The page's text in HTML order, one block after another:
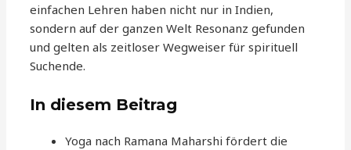
einfachen Lehren haben nicht nur in Indien,
sondern auf der ganzen Welt Resonanz gefunden
und gelten als zeitloser Wegweiser für spirituell
Suchende.
In diesem Beitrag
Yoga nach Ramana Maharshi fördert die